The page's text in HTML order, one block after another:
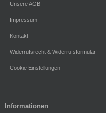
Unsere AGB
Impressum
Kontakt
Widerrufsrecht & Widerrufsformular
Cookie Einstellungen
Informationen